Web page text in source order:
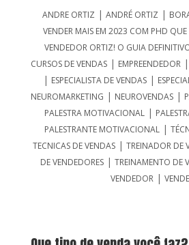
ANDRE ORTIZ | ANDRÉ ORTIZ |
VENDER MAIS EM 2023 COM PHD
VENDEDOR ORTIZ! O GUIA
CURSOS DE VENDAS | EMPREENDEDOR |
| ESPECIALISTA DE VENDAS |
NEUROMARKETING | NEUROVENDAS|
PALESTRA MOTIVACIONAL |
PALESTRANTE MOTIVACIONAL |
TECNICAS DE VENDAS |TREINADOR DE
DE VENDEDORES| TREINAMENTO DE
VENDEDOR |